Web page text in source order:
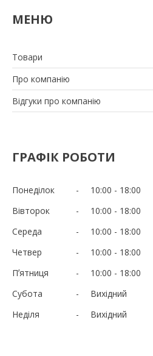
Товари
Про компанію
Відгуки про компанію
ГРАФІК РОБОТИ
Понеділок 10:00
18:00
Вівторок
10:00
18:00
Середа
10:00
18:00
Четвер
10:00
18:00
Пʼятниця
10:00
18:00
Субота
Вихідний
Неділя
Вихідний